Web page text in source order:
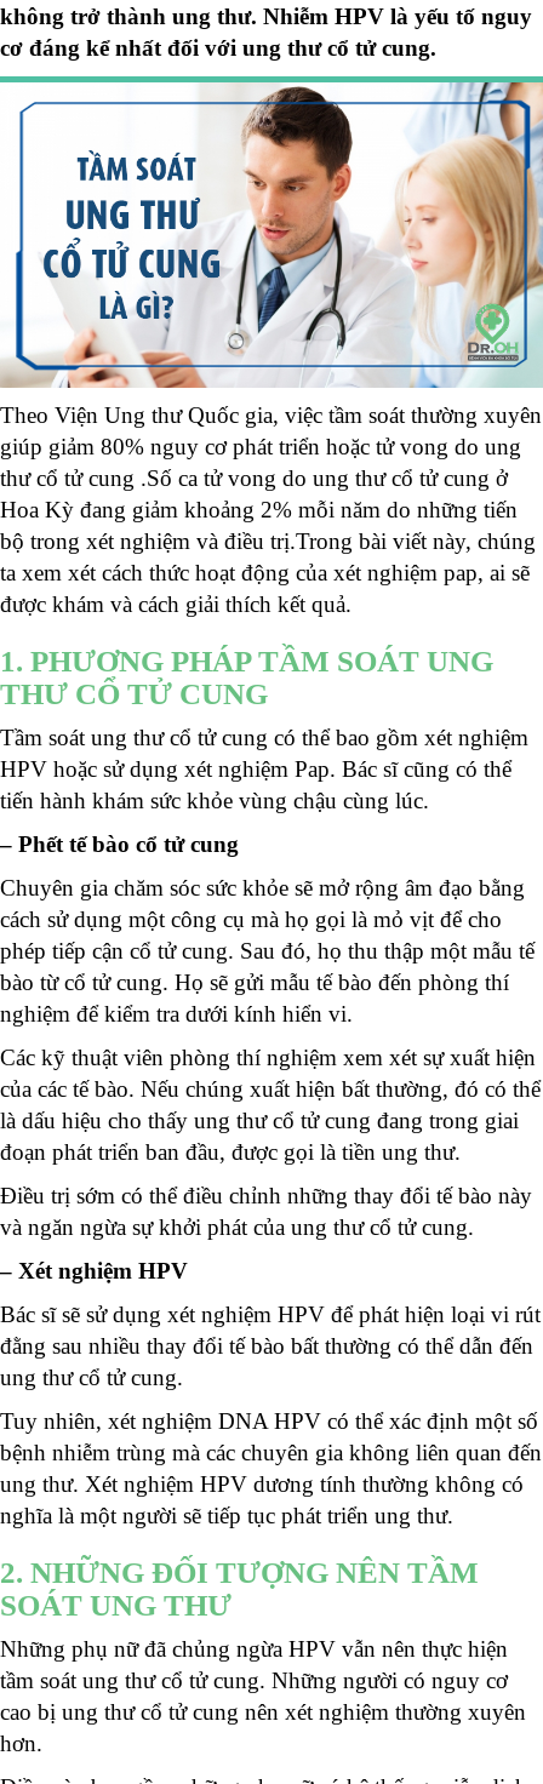
không trở thành ung thư. Nhiễm HPV là yếu tố nguy
cơ đáng kể nhất đối với ung thư cổ tử cung.
Theo Viện Ung thư Quốc gia, việc tầm soát thường xuyên
giúp giảm 80% nguy cơ phát triển hoặc tử vong do ung
thư cổ tử cung .Số ca tử vong do ung thư cổ tử cung ở
Hoa Kỳ đang giảm khoảng 2% mỗi năm do những tiến
bộ trong xét nghiệm và điều trị.Trong bài viết này, chúng
ta xem xét cách thức hoạt động của xét nghiệm pap, ai sẽ
được khám và cách giải thích kết quả.
1. PHƯƠNG PHÁP TẦM SOÁT UNG
THƯ CỔ TỬ CUNG
Tầm soát ung thư cổ tử cung có thể bao gồm xét nghiệm
HPV hoặc sử dụng xét nghiệm Pap. Bác sĩ cũng có thể
tiến hành khám sức khỏe vùng chậu cùng lúc.
– Phết tế bào cổ tử cung
Chuyên gia chăm sóc sức khỏe sẽ mở rộng âm đạo bằng
cách sử dụng một công cụ mà họ gọi là mỏ vịt để cho
phép tiếp cận cổ tử cung. Sau đó, họ thu thập một mẫu tế
bào từ cổ tử cung. Họ sẽ gửi mẫu tế bào đến phòng thí
nghiệm để kiểm tra dưới kính hiển vi.
Các kỹ thuật viên phòng thí nghiệm xem xét sự xuất hiện
của các tế bào. Nếu chúng xuất hiện bất thường, đó có thể
là dấu hiệu cho thấy ung thư cổ tử cung đang trong giai
đoạn phát triển ban đầu, được gọi là tiền ung thư.
Điều trị sớm có thể điều chỉnh những thay đổi tế bào này
và ngăn ngừa sự khởi phát của ung thư cổ tử cung.
– Xét nghiệm HPV
Bác sĩ sẽ sử dụng xét nghiệm HPV để phát hiện loại vi rút
đằng sau nhiều thay đổi tế bào bất thường có thể dẫn đến
ung thư cổ tử cung.
Tuy nhiên, xét nghiệm DNA HPV có thể xác định một số
bệnh nhiễm trùng mà các chuyên gia không liên quan đến
ung thư. Xét nghiệm HPV dương tính thường không có
nghĩa là một người sẽ tiếp tục phát triển ung thư.
2. NHỮNG ĐỐI TƯỢNG NÊN TẦM
SOÁT UNG THƯ
Những phụ nữ đã chủng ngừa HPV vẫn nên thực hiện
tầm soát ung thư cổ tử cung. Những người có nguy cơ
cao bị ung thư cổ tử cung nên xét nghiệm thường xuyên
hơn.